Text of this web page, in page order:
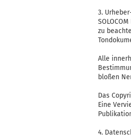
3.
zu
Alle
bloßen
Das
Eine
4.